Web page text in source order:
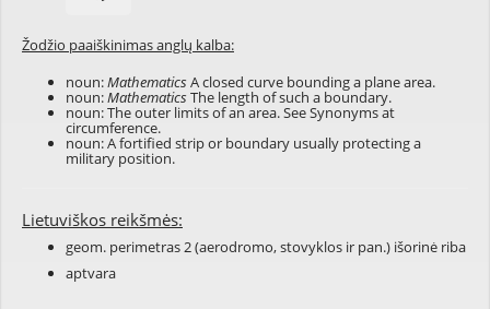
Žodžio paaiškinimas anglų kalba:
noun:MathematicsA closed curve bounding a plane area.
noun:MathematicsThe length of such a boundary.
noun: The outer limits of an area. See Synonyms at
circumference.
noun: A fortified strip or boundary usually protecting a
military position.
Lietuviškos reikšmės:
geom. perimetras 2 (aerodromo, stovyklos ir pan.) išorinė riba
aptvara